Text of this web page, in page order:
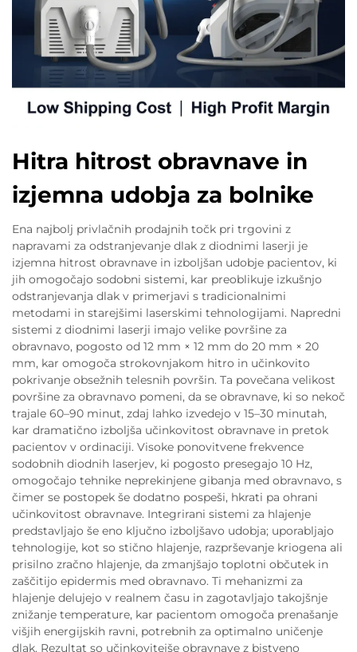
Hitra hitrost obravnave in
izjemna udobja za bolnike
Ena najbolj privlačnih prodajnih točk pri trgovini z
napravami za odstranjevanje dlak z diodnimi laserji je
izjemna hitrost obravnave in izboljšan udobje pacientov, ki
jih omogočajo sodobni sistemi, kar preoblikuje izkušnjo
odstranjevanja dlak v primerjavi s tradicionalnimi
metodami in starejšimi laserskimi tehnologijami. Napredni
sistemi z diodnimi laserji imajo velike površine za
obravnavo, pogosto od 12 mm × 12 mm do 20 mm × 20
mm, kar omogoča strokovnjakom hitro in učinkovito
pokrivanje obsežnih telesnih površin. Ta povečana velikost
površine za obravnavo pomeni, da se obravnave, ki so nekoč
trajale 60–90 minut, zdaj lahko izvedejo v 15–30 minutah,
kar dramatično izboljša učinkovitost obravnave in pretok
pacientov v ordinaciji. Visoke ponovitvene frekvence
sodobnih diodnih laserjev, ki pogosto presegajo 10 Hz,
omogočajo tehnike neprekinjene gibanja med obravnavo, s
čimer se postopek še dodatno pospeši, hkrati pa ohrani
učinkovitost obravnave. Integrirani sistemi za hlajenje
predstavljajo še eno ključno izboljšavo udobja; uporabljajo
tehnologije, kot so stično hlajenje, razprševanje kriogena ali
prisilno zračno hlajenje, da zmanjšajo toplotni občutek in
zaščitijo epidermis med obravnavo. Ti mehanizmi za
hlajenje delujejo v realnem času in zagotavljajo takojšnje
znižanje temperature, kar pacientom omogoča prenašanje
višjih energijskih ravni, potrebnih za optimalno uničenje
dlak. Rezultat so učinkovitejše obravnave z bistveno